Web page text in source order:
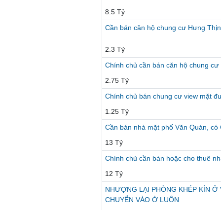
8.5 Tỷ
Cần bán căn hộ chung cư Hưng
2.3 Tỷ
Chính chủ cần bán căn hộ chung
2.75 Tỷ
Chính chủ bán chung cư view mặt
1.25 Tỷ
Cần bán nhà mặt phố Văn Quán,
13 Tỷ
Chính chủ cần bán hoặc cho thuê
12 Tỷ
NHƯỢNG LẠI PHÒNG KHÉP KÍN
CHUYỂN VÀO Ở LUÔN